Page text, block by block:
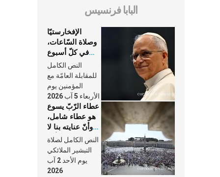
البابا فرنسيس
الإفخارستيّا
وصلاة السّاعات،
في كلّ أسبوع
وكلّ يوم، هما
النَّفَس في حياة
الكنيسة
النص الكامل
للمقابلة العامّة مع
المؤمنين يوم
الأربعاء 5 آب 2026
عطاء الرّبّ يسوع
هو عطاء شامل،
وأنّ عنايته بنا لا
تغيب عنّا أبدًا
النص الكامل لصلاة
التبشير الملائكي
يوم الأحد 2 آب
2026